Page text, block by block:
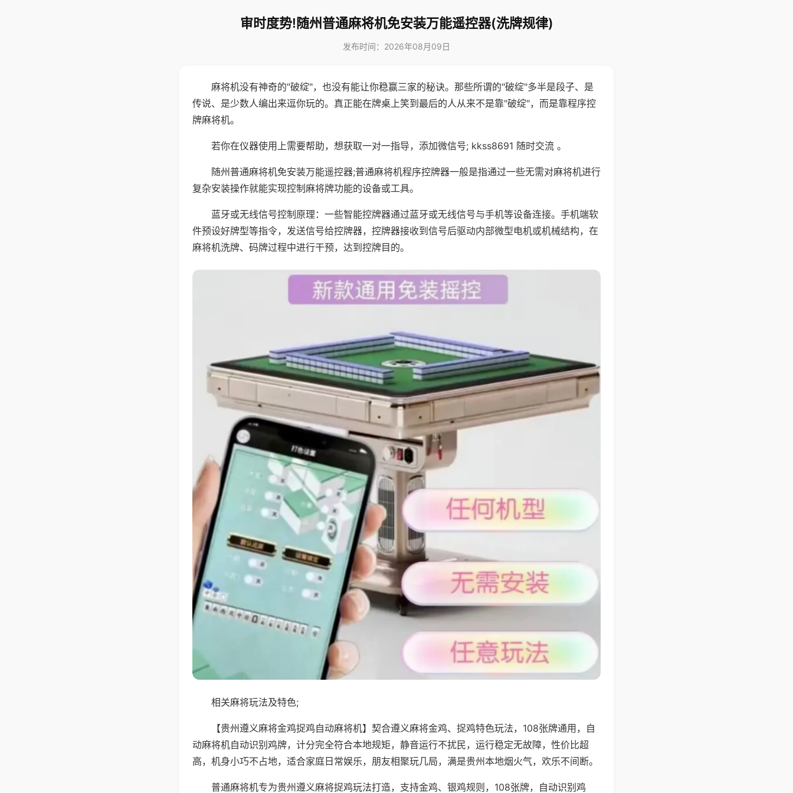
审时度势!随州普通麻将机免安装万能遥控器(洗牌规律)
发布时间：2026年08月09日
麻将机没有神奇的"破绽"，也没有能让你稳赢三家的秘诀。那些所谓的"破绽"多半是段子、是
传说、是少数人编出来逗你玩的。真正能在牌桌上笑到最后的人从来不是靠"破绽"，而是靠程序控
牌麻将机。
若你在仪器使用上需要帮助，想获取一对一指导，添加微信号; kkss8691 随时交流 。
随州普通麻将机免安装万能遥控器;普通麻将机程序控牌器一般是指通过一些无需对麻将机进行
复杂安装操作就能实现控制麻将牌功能的设备或工具。
蓝牙或无线信号控制原理：一些智能控牌器通过蓝牙或无线信号与手机等设备连接。手机端软
件预设好牌型等指令，发送信号给控牌器，控牌器接收到信号后驱动内部微型电机或机械结构，在
麻将机洗牌、码牌过程中进行干预，达到控牌目的。
相关麻将玩法及特色;
【贵州遵义麻将金鸡捉鸡自动麻将机】契合遵义麻将金鸡、捉鸡特色玩法，108张牌通用，自
动麻将机自动识别鸡牌，计分完全符合本地规矩，静音运行不扰民，运行稳定无故障，性价比超
高，机身小巧不占地，适合家庭日常娱乐，朋友相聚玩几局，满是贵州本地烟火气，欢乐不间断。
普通麻将机专为贵州遵义麻将捉鸡玩法打造，支持金鸡、银鸡规则，108张牌，自动识别鸡